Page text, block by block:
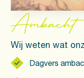
Wij weten wat
Dagvers